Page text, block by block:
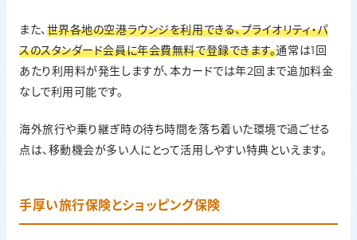
また、世界各地の空港ラウンジを利用できる、プライオリティ・パ
スのスタンダード会員に年会費無料で登録できます。通常は1回
あたり利用料が発生しますが、本カードでは年2回まで追加料金
なしで利用可能です。
海外旅行や乗り継ぎ時の待ち時間を落ち着いた環境で過ごせる
点は、移動機会が多い人にとって活用しやすい特典といえます。
手厚い旅行保険とショッピング保険